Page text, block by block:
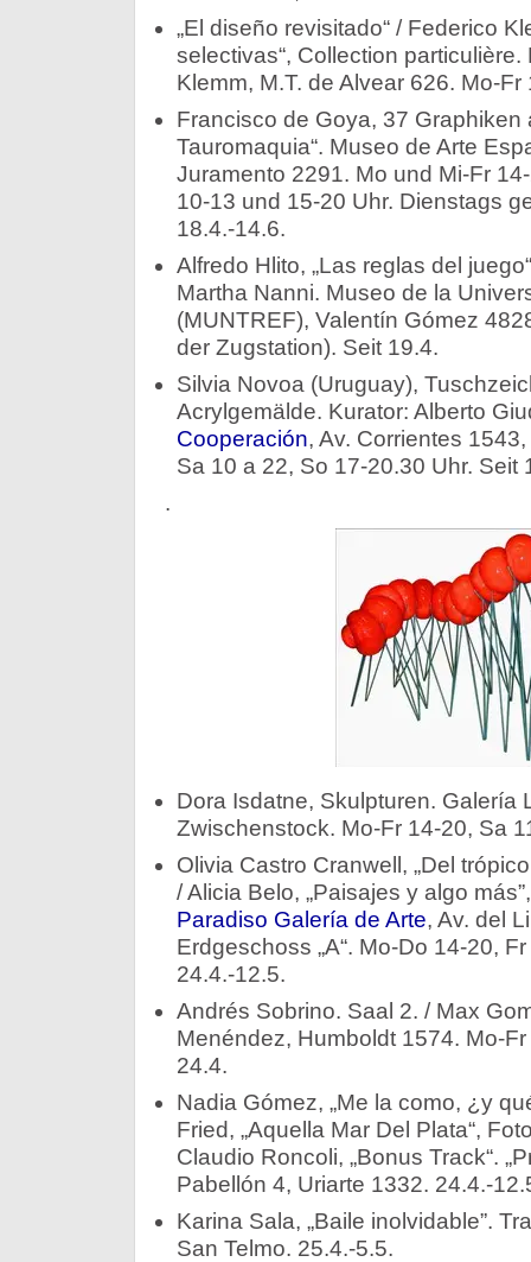
„El diseño revisitado“ / Federico
selectivas“, Collection
Klemm, M.T. de Alvear 626. Mo-Fr
Francisco de Goya, 37 Graphiken
Tauromaquia“. Museo de Arte
Juramento 2291. Mo und Mi-Fr
10-13 und 15-20 Uhr. Dienstags
18.4.-14.6.
Alfredo Hlito, „Las reglas del
Martha Nanni. Museo de la
(MUNTREF), Valentín Gómez
der Zugstation). Seit 19.4.
Silvia Novoa (Uruguay),
Acrylgemälde. Kurator: Alberto
Cooperación, Av. Corrientes
Sa 10 a 22, So 17-20.30 Uhr. Seit
.
Dora Isdatne, Skulpturen. Galería
Zwischenstock. Mo-Fr 14-20, Sa
Olivia Castro Cranwell, „Del
/ Alicia Belo, „Paisajes y algo
Paradiso Galería de Arte, Av. del
Erdgeschoss „A“. Mo-Do 14-20,
24.4.-12.5.
Andrés Sobrino. Saal 2. / Max
Menéndez, Humboldt 1574. Mo-
24.4.
Nadia Gómez, „Me la como, ¿y
Fried, „Aquella Mar Del Plata“,
Claudio Roncoli, „Bonus Track“.
Pabellón 4, Uriarte 1332. 24.4.-
Karina Sala, „Baile inolvidable”.
San Telmo. 25.4.-5.5.